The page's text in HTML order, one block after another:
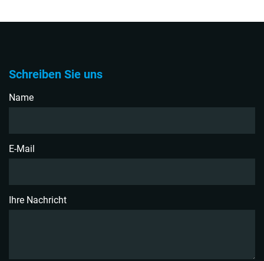
Schreiben Sie uns
Name
E-Mail
Ihre Nachricht